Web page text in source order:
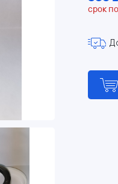
срок